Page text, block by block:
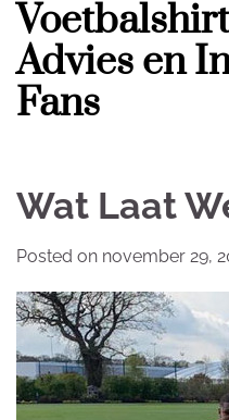
Skip
content
Advies en
Fans
Wat Laat
Posted on november 29,